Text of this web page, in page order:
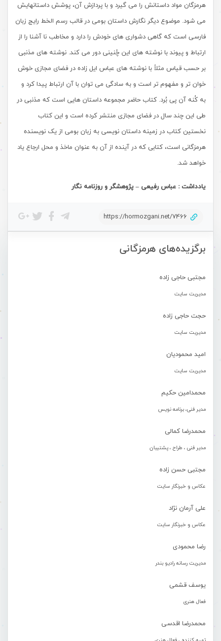
برگزیده‌های هرمزگانی
مجتبی حاجی زاده
مدیریت سایت
حجت حاجی زاده
مدیریت سایت
امید محمودیان
مدیریت سایت
محمدامین حکیم
مدیر فنی، برنامه نویس
محمدرضا کمالی
مدیر فنی ، طراح ، پشتیبان
مجتبی حسن زاده
عکاس و خبرنگار سایت
علی آرمان نژاد
عکاس و خبرنگار سایت
رضا محمودی
مدیریت رسانه رادیو بندر
یوسف قشمی
فعال هنری
محمدرضا اقدسی
هرمزگان مواد داستانش را می گیرد و با پردازش آن، پوشش داستانهایش
می شود. موضوع دیگر نگارش داستان بومی در قالب رسم الخط رایج زبان
فارسی است که گاهی دشواری های خودش را دارد و مخاطب نا آشنا را از
ارتباط و پیوند با نوشته های این چُنینی دور می کند. نوشته های مذنبی
بر حسب قیاس مثلاً با نوشته های عباس ایل زاده در فضای مجازی خوش
خوان تر و مفهوم تر است و به سادگی می توان با آن ارتباط پیدا کرد و
به کُنه آن پی بُرد. کتاب حاضر مجموعه داستان هایی است که مذنبی در
طی این چند سال در فضای مجازی منتشر کرده است و این کتاب
نخستین کتاب در زمینه داستان نویسی به زبان بومی از یک نویسنده
هرمزگانی است، کتابی که در آینده از آن به عنوان ماخذ و محل ارجاع یاد
خواهد شد.
یادداشت : عباس رفیعی – پژوهشگر و روزنامه نگار
https://hormozgani.net/7466